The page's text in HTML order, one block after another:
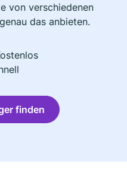
von verschiedenen
das anbieten.
finden